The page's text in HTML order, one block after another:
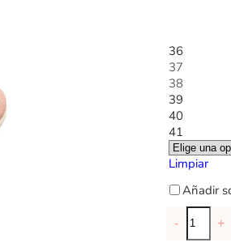
36
37
38
39
40
41
Limpiar
Añadir
- +